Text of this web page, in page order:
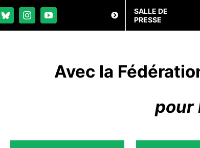
SALLE DE
PRESSE
Avec la
pour